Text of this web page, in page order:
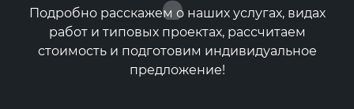
Подробно расскажем о наших услугах, видах
работ и типовых проектах, рассчитаем
стоимость и подготовим индивидуальное
предложение!